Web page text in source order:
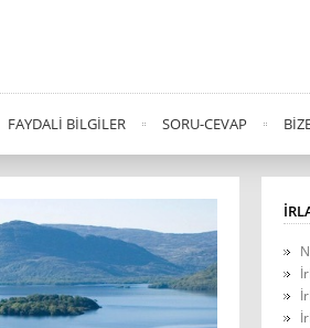
FAYDALI BILGILER SORU-CEVAP